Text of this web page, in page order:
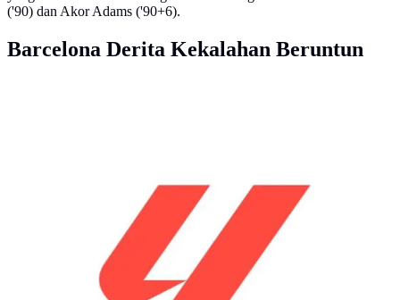
('90) dan Akor Adams ('90+6).
Barcelona Derita Kekalahan Beruntun